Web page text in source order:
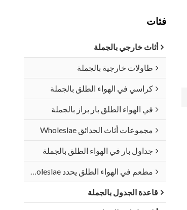
فئات
أثاث خارجي بالجملة
طاولات خارجية بالجملة
كراسي في الهواء الطلق بالجملة
في الهواء الطلق بار براز بالجملة
مجموعات أثاث الحدائق Wholeslae
جداول بار في الهواء الطلق بالجملة
مطعم في الهواء الطلق يحدد Wholeslae
قاعدة الجدول بالجملة